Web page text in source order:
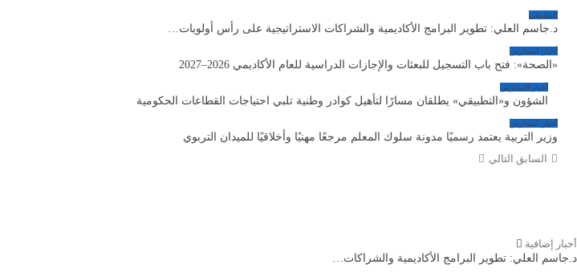
التطبيقي
د.جاسم العلي: تطوير البرامج الأكاديمية والشراكات الاستراتيجية على رأس أولويات…
أخبار المدارس
«الصحة»: فتح باب التسجيل للبعثات والإجازات الدراسية للعام الأكاديمي 2026–2027
أخبار المدارس
الشؤون و«التطبيقي» يطلقان مسارًا لتأهيل كوادر وطنية تلبي احتياجات القطاعات الحكومية
أخبار المدارس
وزير التربية يعتمد رسميًا مدونة سلوك المعلم مرجعًا مهنيًا وأخلاقيًا للميدان التربوي
السابق التالي
أخبار إضافية
د.جاسم العلي: تطوير البرامج الأكاديمية والشراكات…